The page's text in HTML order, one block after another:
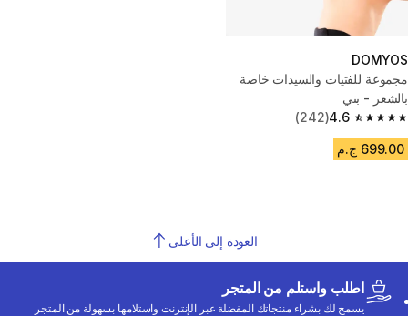
DOMYOS
مجموعة للفتيات والسيدات خاصة
بالشعر - بني
4.6
4.6 out of 5 stars from 242 reviews
(242)
699.00 ج.م
العودة إلى الأعلى
اطلب واستلم من المتجر
يسمح لك بشراء منتجاتك المفضلة عبر الإنترنت واستلامها بسهولة من المتجر